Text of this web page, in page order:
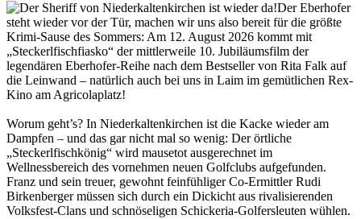
Der Eberhofer
steht wieder vor der Tür, machen wir uns also bereit für die größte
Krimi-Sause des Sommers: Am 12. August 2026 kommt mit
„Steckerlfischfiasko“ der mittlerweile 10. Jubiläumsfilm der
legendären Eberhofer-Reihe nach dem Bestseller von Rita Falk auf
die Leinwand – natürlich auch bei uns in Laim im gemütlichen Rex-
Kino am Agricolaplatz!
Worum geht’s? In Niederkaltenkirchen ist die Kacke wieder am
Dampfen – und das gar nicht mal so wenig: Der örtliche
„Steckerlfischkönig“ wird mausetot ausgerechnet im
Wellnessbereich des vornehmen neuen Golfclubs aufgefunden.
Franz und sein treuer, gewohnt feinfühliger Co-Ermittler Rudi
Birkenberger müssen sich durch ein Dickicht aus rivalisierenden
Volksfest-Clans und schnöseligen Schickeria-Golfersleuten wühlen.